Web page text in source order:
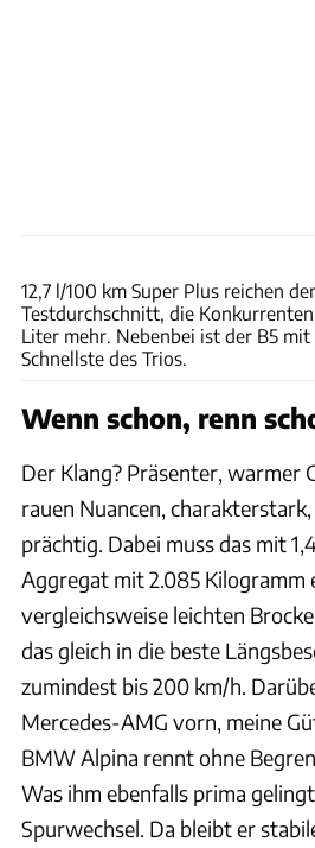
12,7 l/100 km Super Plus reichen
Testdurchschnitt, die
Liter mehr. Nebenbei ist der B5
Schnellste des Trios.
Wenn schon, renn
Der Klang? Präsenter, warmer
rauen Nuancen,
prächtig. Dabei muss das mit
Aggregat mit 2.085 Kilogramm
vergleichsweise leichten
das gleich in die beste
zumindest bis 200 km/h.
Mercedes-AMG vorn, meine
BMW Alpina rennt ohne
Was ihm ebenfalls prima
Spurwechsel. Da bleibt er